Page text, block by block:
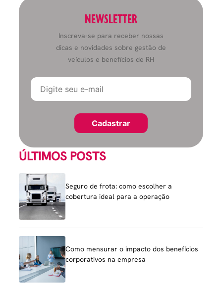
NEWSLETTER
Inscreva-se para receber nossas
dicas e novidades sobre gestão de
veículos e benefícios de RH
ÚLTIMOS POSTS
Seguro de frota: como escolher a
cobertura ideal para a operação
Como mensurar o impacto dos benefícios
corporativos na empresa